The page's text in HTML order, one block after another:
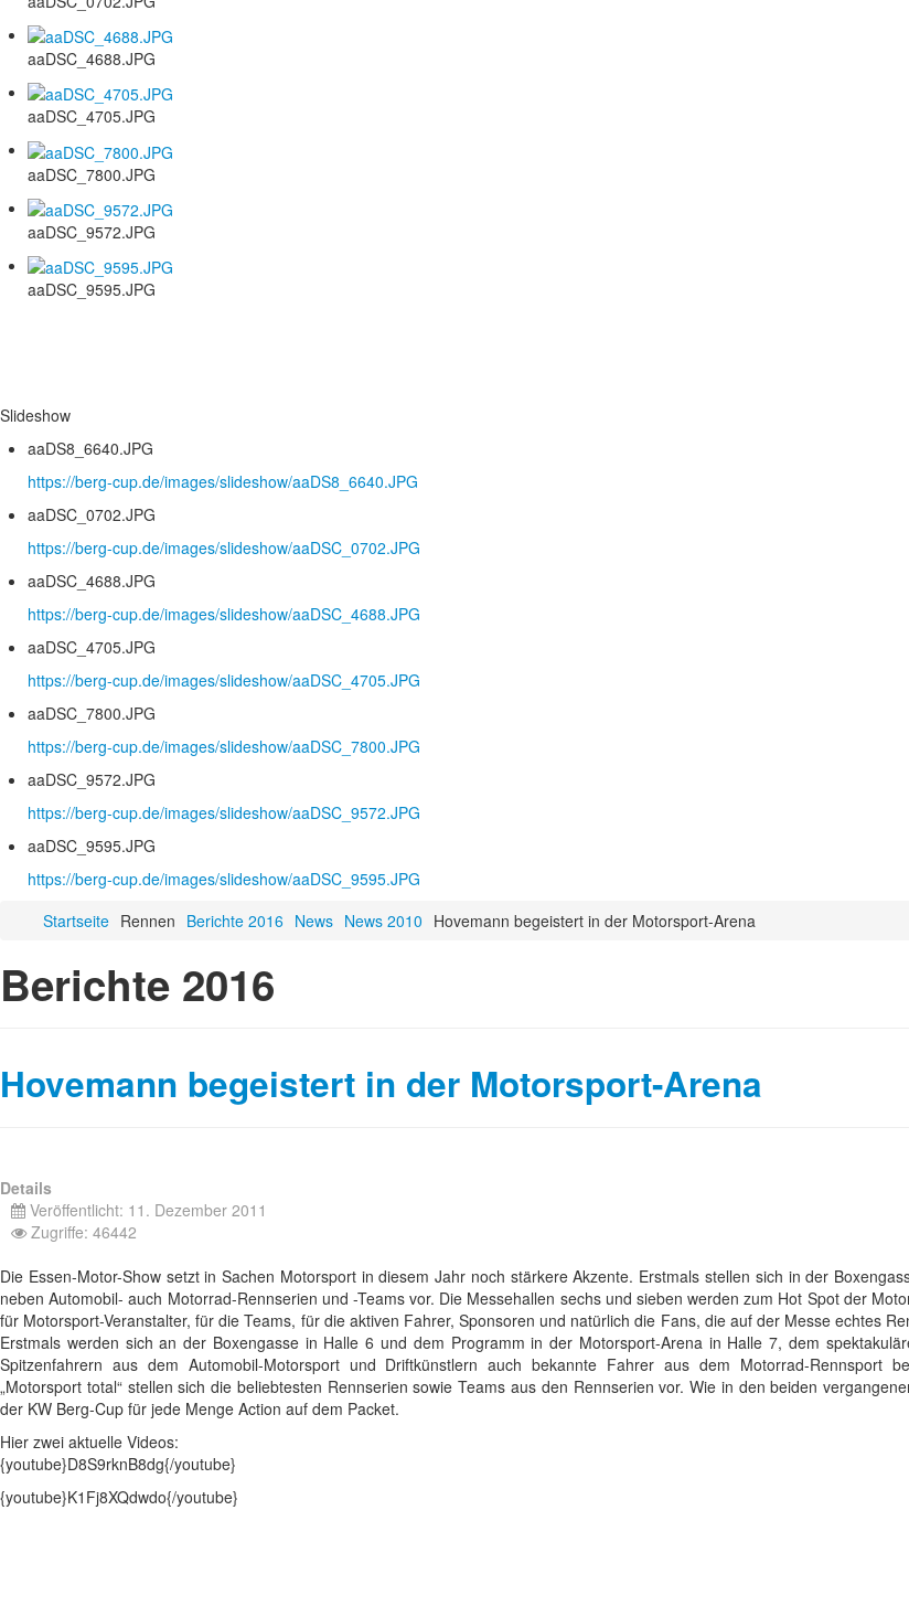
aaDSC_4688.JPG
aaDSC_4705.JPG
aaDSC_7800.JPG
aaDSC_9572.JPG
aaDSC_9595.JPG
Slideshow
aaDS8_6640.JPG
https://berg-cup.de/images/slideshow/aaDS8_6640.JPG
aaDSC_0702.JPG
https://berg-cup.de/images/slideshow/aaDSC_0702.JPG
aaDSC_4688.JPG
https://berg-cup.de/images/slideshow/aaDSC_4688.JPG
aaDSC_4705.JPG
https://berg-cup.de/images/slideshow/aaDSC_4705.JPG
aaDSC_7800.JPG
https://berg-cup.de/images/slideshow/aaDSC_7800.JPG
aaDSC_9572.JPG
https://berg-cup.de/images/slideshow/aaDSC_9572.JPG
aaDSC_9595.JPG
https://berg-cup.de/images/slideshow/aaDSC_9595.JPG
Startseite Rennen Berichte 2016 News News 2010 Hovemann begeistert in der Motorsport-Arena
Berichte 2016
Hovemann begeistert in der Motorsport-Arena
Details
Veröffentlicht: 11. Dezember 2011
Zugriffe: 46442
Die Essen-Motor-Show setzt in Sachen Motorsport in diesem Jahr noch stärkere Akzente. Erstmals stellen sich in der
neben Automobil- auch Motorrad-Rennserien und -Teams vor. Die Messehallen sechs und sieben werden zum Hot Spot der
für Motorsport-Veranstalter, für die Teams, für die aktiven Fahrer, Sponsoren und natürlich die Fans, die auf der Messe echtes
Erstmals werden sich an der Boxengasse in Halle 6 und dem Programm in der Motorsport-Arena in Halle 7, dem
Spitzenfahrern aus dem Automobil-Motorsport und Driftkünstlern auch bekannte Fahrer aus dem Motorrad-Rennsport
„Motorsport total“ stellen sich die beliebtesten Rennserien sowie Teams aus den Rennserien vor. Wie in den beiden
der KW Berg-Cup für jede Menge Action auf dem Packet.
Hier zwei aktuelle Videos:
{youtube}D8S9rknB8dg{/youtube}
{youtube}K1Fj8XQdwdo{/youtube}